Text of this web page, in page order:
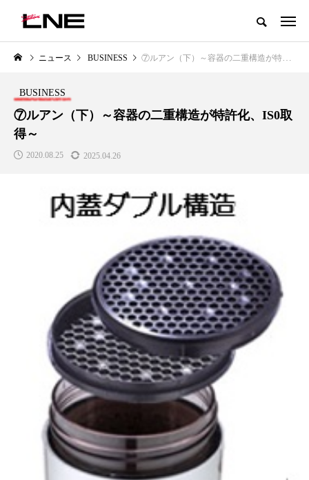
グローバルビューティ＆ヘルスケアビジネス誌
LIFESTYLE
SNSの「加工顔」と美容医療｜AI
がもたらす可能性とこれから
BUSINESS
GWI調査から読み解く2030年の
都市型スパ――身近なウェルネ
の次世代モデル
2026.08.06
FEATURED 注目の企画
TAG LIST タグ一覧
ニュース BUSINESS ⑦ルアン（下）～容器の二重構造が特許化、IS0取得～
BUSINESS
⑦ルアン（下）～容器の二重構造が特許化、IS0取
得～
2020.08.25 2025.04.26